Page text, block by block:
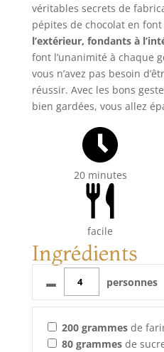
véritables secrets de
pépites de chocolat en
l’extérieur, fondants à
font l’unanimité à chaque
vous n’avez pas besoin
réussir. Avec les bons
bien gardées, vous allez
20 minutes
facile
Ingrédients
– personnes
200 grammesde
80 grammesde